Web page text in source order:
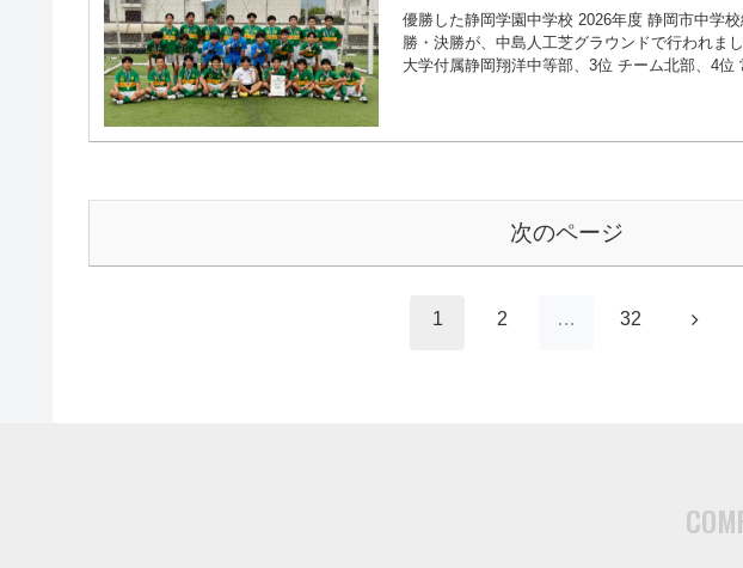
優勝した静岡学園中学校 2026年度 静岡市中学
勝・決勝が、中島人工芝グラウンドで行われま
大学付属静岡翔洋中等部、3位 チーム北部、4位
次のページ
1 2 … 32 次